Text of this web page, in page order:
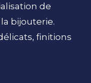
de
bijouterie.
finitions